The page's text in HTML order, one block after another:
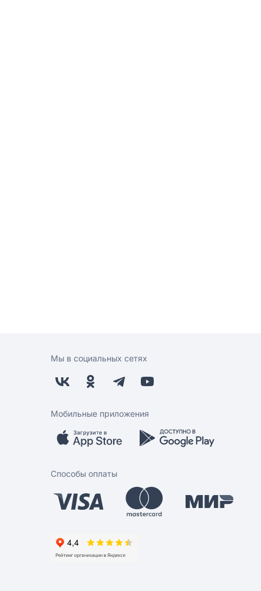
Мы в социальных сетях
Мобильные приложения
Способы оплаты